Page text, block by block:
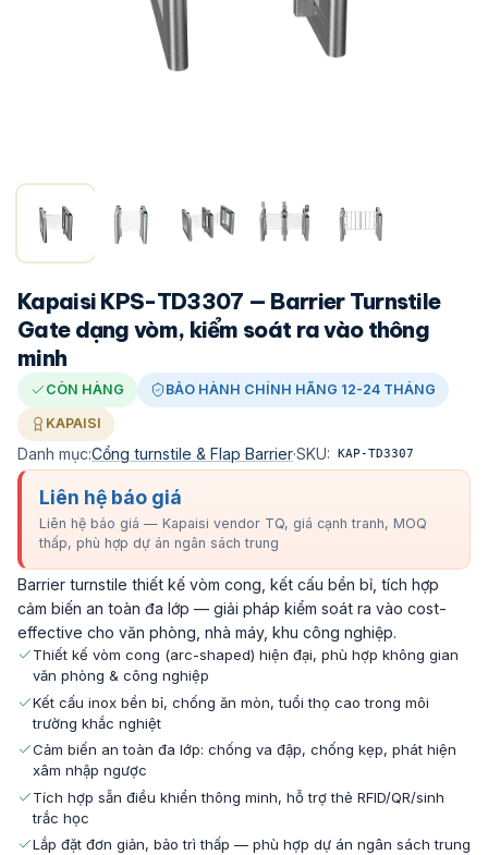
Kapaisi KPS-TD3307 — Barrier Turnstile
Gate dạng vòm, kiểm soát ra vào thông
minh
CÒN HÀNG BẢO HÀNH CHÍNH HÃNG 12-24 THÁNG
KAPAISI
Danh mục:Cổng turnstile & Flap Barrier·SKU: KAP-TD3307
Liên hệ báo giá
Liên hệ báo giá — Kapaisi vendor TQ, giá cạnh tranh, MOQ
thấp, phù hợp dự án ngân sách trung
Barrier turnstile thiết kế vòm cong, kết cấu bền bỉ, tích hợp
cảm biến an toàn đa lớp — giải pháp kiểm soát ra vào cost-
effective cho văn phòng, nhà máy, khu công nghiệp.
Thiết kế vòm cong (arc-shaped) hiện đại, phù hợp không gian
văn phòng & công nghiệp
Kết cấu inox bền bỉ, chống ăn mòn, tuổi thọ cao trong môi
trường khắc nghiệt
Cảm biến an toàn đa lớp: chống va đập, chống kẹp, phát hiện
xâm nhập ngược
Tích hợp sẵn điều khiển thông minh, hỗ trợ thẻ RFID/QR/sinh
trắc học
Lắp đặt đơn giản, bảo trì thấp — phù hợp dự án ngân sách trung